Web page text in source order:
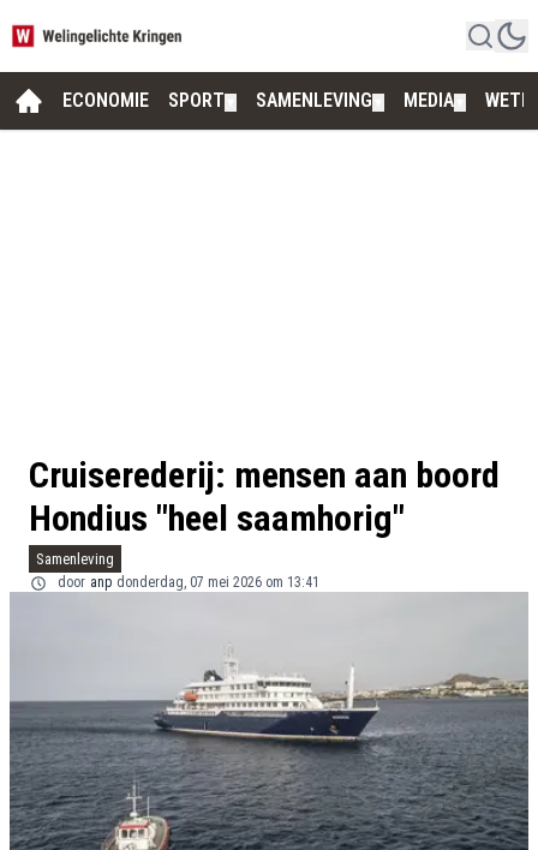
ECONOMIE SPORT SAMENLEVING MEDIA
Cruiserederij: mensen aan boord
Hondius "heel saamhorig"
Samenleving
door anp donderdag, 07 mei 2026 om 13:41